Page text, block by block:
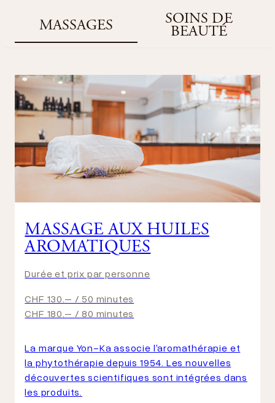
MASSAGES
SOINS DE
BEAUTÉ
MASSAGE AUX HUILES
AROMATIQUES
Durée et prix par personne
CHF 130.– / 50 minutes
CHF 180.– / 80 minutes
La marque Yon-Ka associe l'aromathérapie et
la phytothérapie depuis 1954. Les nouvelles
découvertes scientifiques sont intégrées dans
les produits.